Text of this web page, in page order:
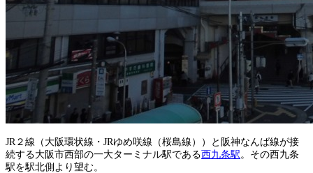
JR２線（大阪環状線・JRゆめ咲線（桜島線））と阪神なんば線が接
続する大阪市西部の一大ターミナル駅である西九条駅 。その西九条
駅を駅北側より望む。